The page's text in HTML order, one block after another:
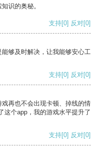
识的奥秘。
支持[0] 反对[0]
够及时解决，让我能够安心工
支持[0] 反对[0]
再也不会出现卡顿、掉线的情
这个app，我的游戏水平提升了
支持[0] 反对[0]